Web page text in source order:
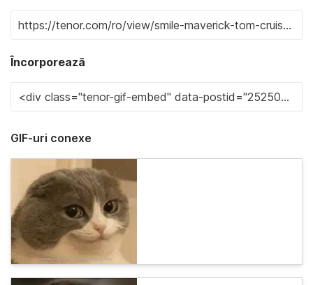
Încorporează
GIF-uri conexe